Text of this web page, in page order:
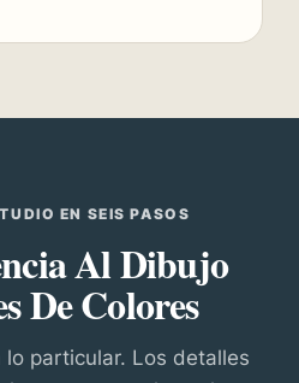
EN SEIS PASOS
Al Dibujo
De Colores
particular. Los detalles